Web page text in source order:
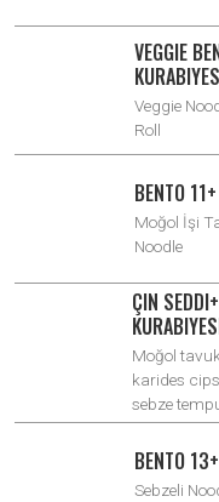
VEGGIE
Veggie
Roll
BENTO
Moğol İşi
Noodle
ÇIN
Moğol
karides
sebze
BENTO
Sebzeli